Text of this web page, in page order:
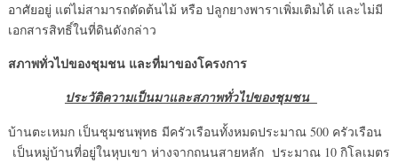
อาศัยอยู่ แต่ไม่สามารถตัดต้นไม้ หรือ ปลูกยางพาราเพิ่มเติมได้ และไม่มี
เอกสารสิทธิ์ในที่ดินดังกล่าว
สภาพทั่วไปของชุมชน และที่มาของโครงการ
ประวัติความเป็นมาและสภาพทั่วไปของชุมชน
บ้านตะเหมก เป็นชุมชนพุทธ มีครัวเรือนทั้งหมดประมาณ 500 ครัวเรือน
เป็นหมู่บ้านที่อยู่ในหุบเขา ห่างจากถนนสายหลัก ประมาณ 10 กิโลเมตร